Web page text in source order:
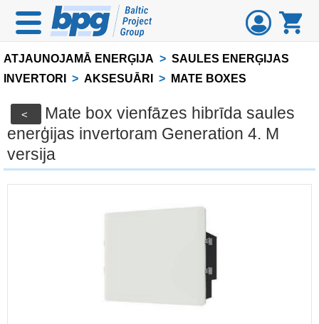
ATJAUNOJAMĀ ENERĢIJA > SAULES ENERĢIJAS
INVERTORI
> AKSESUĀRI > MATE BOXES
<
Mate box vienfāzes hibrīda saules
enerģijas invertoram Generation 4. M
versija